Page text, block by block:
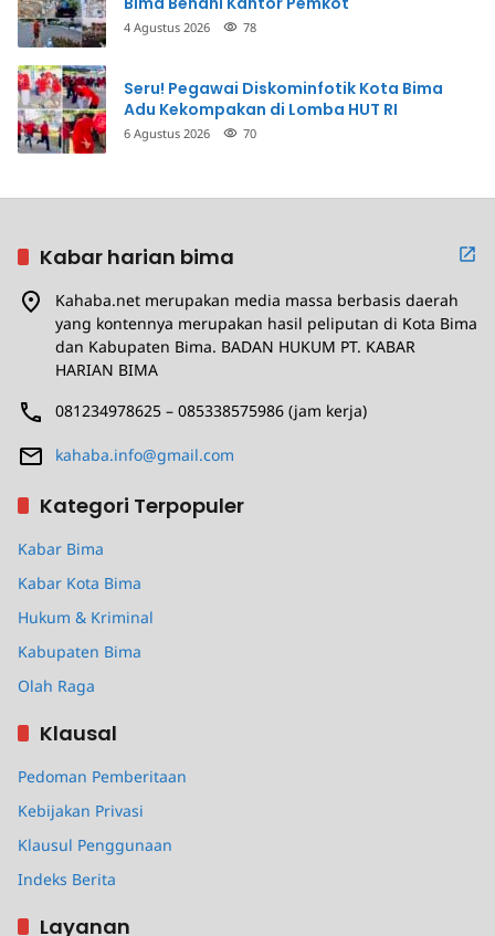
4 Agustus 2026 78
Seru! Pegawai Diskominfotik Kota Bima
Adu Kekompakan di Lomba HUT RI
6 Agustus 2026 70
Kabar harian bima
Kahaba.net merupakan media massa berbasis daerah
yang kontennya merupakan hasil peliputan di Kota Bima
dan Kabupaten Bima. BADAN HUKUM PT. KABAR
HARIAN BIMA
081234978625 – 085338575986 (jam kerja)
kahaba.info@gmail.com
Kategori Terpopuler
Kabar Bima
Kabar Kota Bima
Hukum & Kriminal
Kabupaten Bima
Olah Raga
Klausal
Pedoman Pemberitaan
Kebijakan Privasi
Klausul Penggunaan
Indeks Berita
Layanan